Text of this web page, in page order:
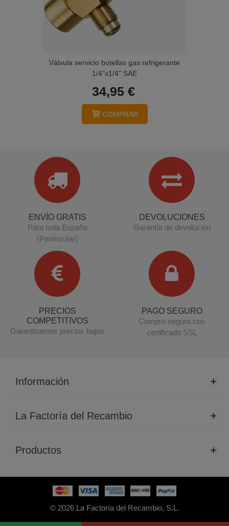
Válvula servicio botellas gas refrigerante
1/4"x1/4" SAE
34,95 €
COMPRAR
ENVÍO GRATIS
Para toda España
(Penínsular)
DEVOLUCIONES
Garantía de devolución
PRECIOS
COMPETITIVOS
Garantizamos precios bajos
PAGO SEGURO
Compra segura con
certificado SSL
Información
La Factoría del Recambio
Productos
© 2026 La Factoría del Recambio, S.L.